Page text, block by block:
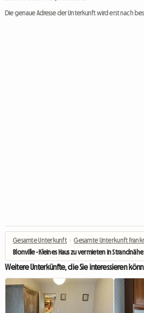
Die genaue Adresse der Unterkunft wird erst nach
Gesamte Unterkunft › Gesamte Unterkunft
Blonville - Kleines Haus zu vermieten in Strandnähe
Weitere Unterkünfte, die Sie interessieren